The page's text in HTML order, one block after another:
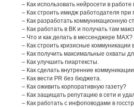
– Как использовать нейросети в
– Как строить имидж работодателя
– Как разработать коммуникационную
– Как работать в ВК и получать там
– Что и как делать в мессенджере MAX?
– Как строить кризисные коммуникации
– Как получить максимальные охваты
– Как улучшить пиартексты.
– Как сделать внутренние
– Как вести PR без бюджета.
– Как оживить корпоративную газету?
– Как защищать репутацию в сети и
– Как работать с инфоповодами в